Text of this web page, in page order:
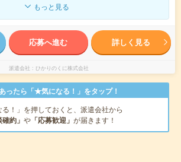
もっと見る
応募へ進む 詳しく見る
派遣会社 ひかりのくに株式会社
ったら「★気になる！」をタップ！
る！」を押しておくと、派遣会社から
確約」 や 「応募歓迎」 が届きます！